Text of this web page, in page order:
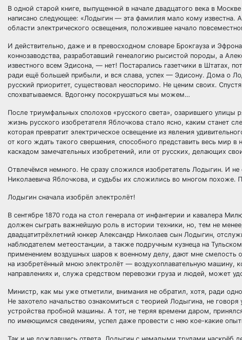
В одной старой книге, выпущенной в начале двадцатого века в
написано следующее: «Лодыгин — эта фамилия мало кому известна.
области электрического освещения, положившее начало
И действительно, даже и в превосходном словаре Брокгауза и
коннозаводства, разработавший генеалогию рысистой породы, а
известного всем Эдисона, — нет! Постарались газетчики в Штатах,
ради ещё большей прибыли, и вся слава, успех — Эдисону. Дома о
русский приоритет, существовал неоспоримо. Не ценим своих.
спохватываемся. Вдогонку посокрушаться мы можем…
После триумфальных сполохов «русского света», озарившего улицы
жизнь русского изобретателя Яблочкова стало ясно, каким станет
которая превратит электрическое освещение из явления
от кого ждать такого свершения, способного представить весь
каскадом замечательных изобретений, или от русских, делающих
Отвлечёмся немного. Не сразу сложился изобретатель Лодыгин. И
Николаевича Яблочкова, и судьбы их сложились во многом
Лодыгин сначала изобрёл электролёт!
В сентябре 1870 года на стол генерала от инфантерии и кавалера
должен сыграть важнейшую роль в истории техники, но, тем не
двадцатитрёхлетний юнкер Александр Николаев сын Лодыгин,
наблюдателем метеостанции, а также подручным кузнеца на
применением воздушных шаров к военному делу, дают мне смелость
на изобретённый мною электролёт — воздухоплавательную машину,
направлениях и, служа средством перевозки груза и людей, может
Министр, как мы уже отметили, внимания не обратил, хотя, ради
Не захотело начальство ознакомиться с теорией Лодыгина, не
устройства пробной машины. А тот, не теряя времени даром,
по имеющимся сведениям, успел даже провести с нею кое-какие